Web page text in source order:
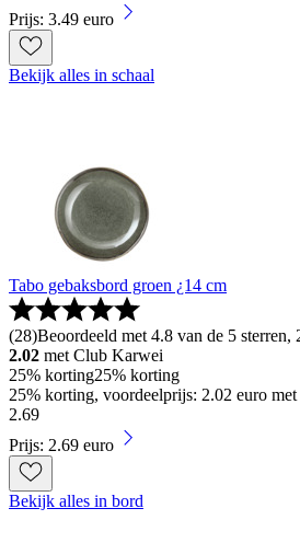
Prijs: 3.49 euro
Bekijk alles in schaal
Tabo gebaksbord groen ¿14 cm
(28)Beoordeeld met 4.8 van de 5 sterren,
2.02 met Club Karwei
25% korting25% korting
25% korting, voordeelprijs: 2.02 euro
2.69
Prijs: 2.69 euro
Bekijk alles in bord